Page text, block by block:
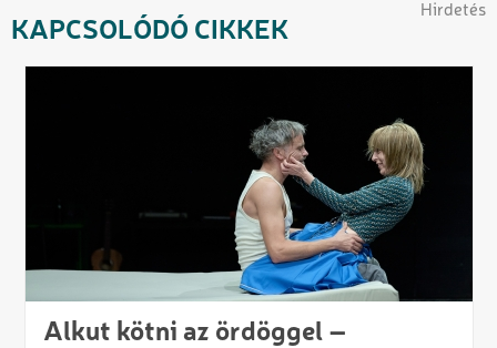
Hirdetés
KAPCSOLÓDÓ CIKKEK
Alkut kötni az ördöggel –